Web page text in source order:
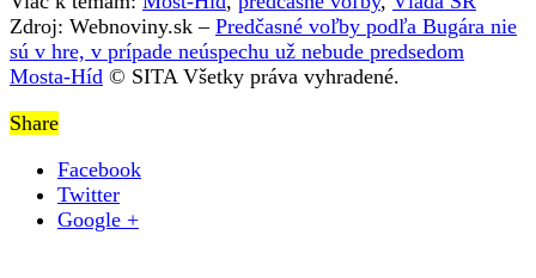
Zdroj: Webnoviny.sk – Predčasné voľby podľa Bugára nie
sú v hre, v prípade neúspechu už nebude predsedom
Mosta-Híd © SITA Všetky práva vyhradené.
Share
Facebook
Twitter
Google +